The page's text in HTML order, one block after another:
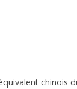
chinois